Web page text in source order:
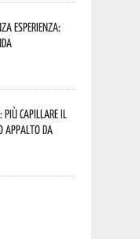
esperienza:
più capillare il
appalto da